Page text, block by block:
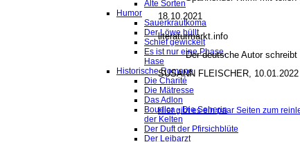
Alte Sorten
Humor
Sauerkrautkoma
Der Löwe büllt
Schief gewickelt
Es ist nur eine Phase,
Hase
Historische Romane
Die Charité
Die Mätresse
Das Adlon
Boudica - Die Seherin
der Kelten
Der Duft der Pfirsichblüte
Der Leibarzt
18.10.2021
literaturmarkt.info
Der deutsche Autor
SUSANN FLEISCHER, 10.01.2022
Hier gibt es ein paar Seiten zum